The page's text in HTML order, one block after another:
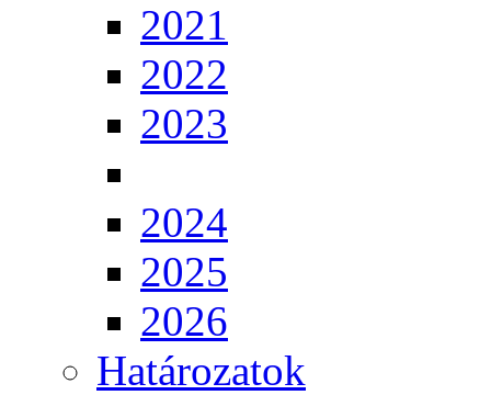
2021
2022
2023
2024
2025
2026
Határozatok